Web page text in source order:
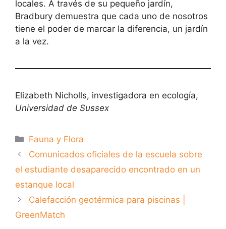
locales. A través de su pequeño jardín,
Bradbury demuestra que cada uno de nosotros
tiene el poder de marcar la diferencia, un jardín
a la vez.
Elizabeth Nicholls, investigadora en ecología,
Universidad de Sussex
Categorías
Fauna y Flora
Comunicados oficiales de la escuela sobre
el estudiante desaparecido encontrado en un
estanque local
Calefacción geotérmica para piscinas |
GreenMatch